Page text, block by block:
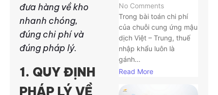
đưa hàng về kho
nhanh chóng,
đúng chi phí và
đúng pháp lý.
1. QUY ĐỊNH
PHÁP LÝ VỀ
No Comments
Trong bài toán chi phí
của chuỗi cung ứng mậu
dịch Việt – Trung, thuế
nhập khẩu luôn là
gánh…
Read More